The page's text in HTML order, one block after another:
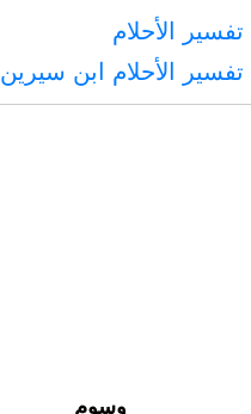
تفسير الأحلام
تفسير الأحلام ابن سيرين
وسوم